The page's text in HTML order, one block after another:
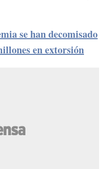
se han decomisado
en extorsión